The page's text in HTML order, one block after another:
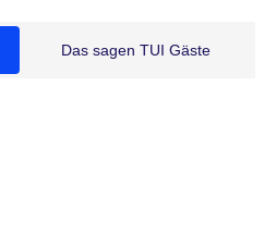
Das sagen TUI Gäste